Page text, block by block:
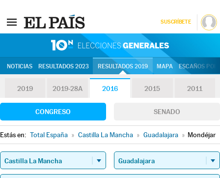
SUSCRÍBETE
NOTICIAS RESULTADOS 2023 RESULTADOS 2019 MAPA ESCAÑOS
2019 2019-28A 2016 2015 2011
CONGRESO SENADO
Estás en: Total España » Castilla La Mancha » Guadalajara » Mondéjar